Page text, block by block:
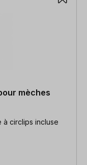
mèches
circlips incluse